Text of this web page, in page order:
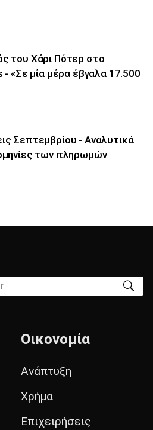
του Χάρι Πότερ στο
- «Σε μία μέρα έβγαλα 17.500
Σεπτεμβρίου - Αναλυτικά
των πληρωμών
Οικονομία
Ανάπτυξη
Χρήμα
Επιχειρήσεις